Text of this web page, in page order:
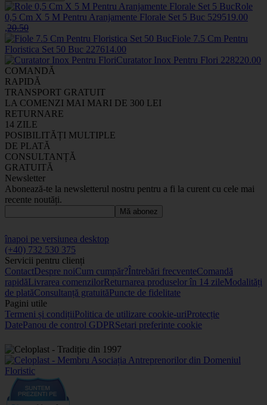
Role
0,5 Cm X 5 M Pentru Aranjamente Florale Set 5 Buc 529519.00
,20.50
Fiole 7.5 Cm Pentru
Floristica Set 50 Buc 227614.00
Curatator Inox Pentru Flori 228220.00
COMANDĂ
RAPIDĂ
TRANSPORT GRATUIT
LA COMENZI MAI MARI DE 300 LEI
RETURNARE
14 ZILE
POSIBILITĂȚI MULTIPLE
DE PLATĂ
CONSULTANȚĂ
GRATUITĂ
Newsletter
Abonează-te la newsletterul nostru pentru a fi la curent cu cele mai
recente noutăți.
Mă abonez
înapoi pe versiunea desktop
(+40) 732 530 375
Servicii pentru clienți
ContactDespre noiCum cumpăr?Întrebări frecventeComandă
rapidăLivrarea comenzilorReturnarea produselor în 14 zileModalități
de platăConsultanță gratuităPuncte de fidelitate
Pagini utile
Termeni și condițiiPolitica de utilizare cookie-uriProtecție
DatePanou de control GDPRSetari preferinte cookie